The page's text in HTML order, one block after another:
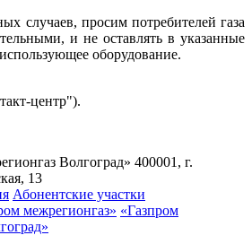
случаев, просим потребителей газа
и не оставлять в указанные
оборудование.
центр").
Волгоград» 400001, г.
13
Абонентские участки
межрегионгаз» «Газпром